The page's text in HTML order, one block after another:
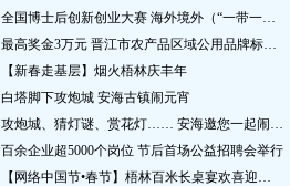
全国博士后创新创业大赛 海外境外（“一带一路”）赛七大赛道等你来战
最高奖金3万元 晋江市农产品区域公用品牌标识Logo及特色农产品包装设计征集活动正式启动
【新春走基层】烟火梧林庆丰年
白塔脚下攻炮城 安海古镇闹元宵
攻炮城、猜灯谜、赏花灯…… 安海邀您一起闹元宵
百余企业超5000个岗位 节后首场公益招聘会举行
【网络中国节•春节】梧林百米长桌宴欢喜迎新春